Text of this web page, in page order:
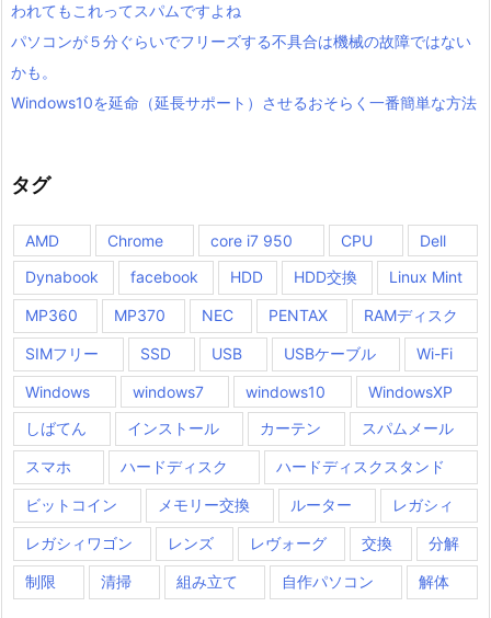
われてもこれってスパムですよね
パソコンが５分ぐらいでフリーズする不具合は機械の故障ではない
かも。
Windows10を延命（延長サポート）させるおそらく一番簡単な方法
タグ
AMD Chrome core i7 950 CPU
Dell
Dynabook
facebook HDD HDD交換 Linux Mint
MP360 MP370 NEC PENTAX RAMディスク
SIMフリー SSD USB USBケーブル Wi-Fi
Windows windows7 windows10
WindowsXP
しばてん
インストール カーテン スパムメール
スマホ ハードディスク ハードディスクスタンド
ビットコイン メモリー交換 ルーター レガシィ
レガシィワゴン レンズ レヴォーグ 交換 分解
制限 清掃 組み立て 自作パソコン 解体